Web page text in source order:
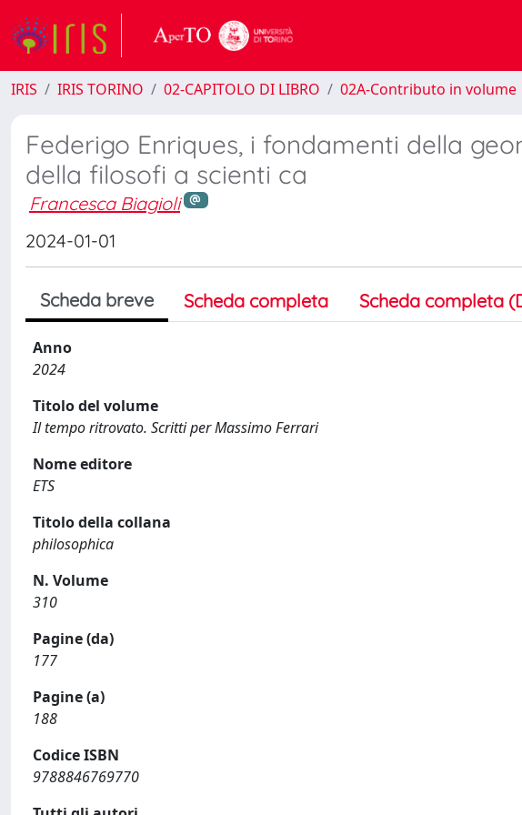
IRIS IRIS TORINO 02-CAPITOLO DI LIBRO 02A-Contributo in volume
Federigo Enriques, i fondamenti della
della filosofi a scienti ca
Francesca Biagioli
2024-01-01
Scheda breve Scheda completa Scheda completa
Anno
2024
Titolo del volume
Il tempo ritrovato. Scritti per Massimo Ferrari
Nome editore
ETS
Titolo della collana
philosophica
N. Volume
310
Pagine (da)
177
Pagine (a)
188
Codice ISBN
9788846769770